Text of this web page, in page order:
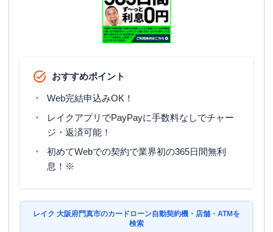
おすすめポイント
Web完結申込みOK！
レイクアプリでPayPayに手数料なしでチャー
ジ・返済可能！
初めてWebでの契約で業界初の365日間無利
息！※
レイク 大阪府門真市のカードローン自動契約機・店舗・ATMを
検索